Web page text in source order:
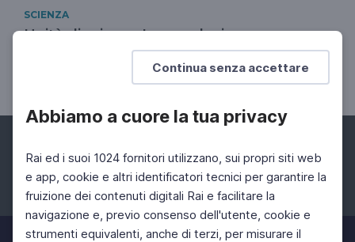
Continua senza accettare
Abbiamo a cuore la tua privacy
Rai ed i suoi 1024 fornitori utilizzano, sui propri siti web
e app, cookie e altri identificatori tecnici per garantire la
fruizione dei contenuti digitali Rai e facilitare la
navigazione e, previo consenso dell'utente, cookie e
strumenti equivalenti, anche di terzi, per misurare il
SCIENZA
Unità di misura. La geodesia
Luca Perri e Cosimo Marzo spiegano la geodesia
e il funzionamento del GPS
Facebook Instagram Twitter